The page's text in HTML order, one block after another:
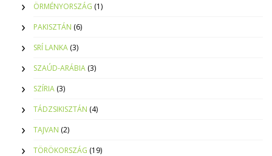
ÖRMÉNYORSZÁG (1)
PAKISZTÁN (6)
SRÍ LANKA (3)
SZAÚD-ARÁBIA (3)
SZÍRIA (3)
TÁDZSIKISZTÁN (4)
TAJVAN (2)
TÖRÖKORSZÁG (19)